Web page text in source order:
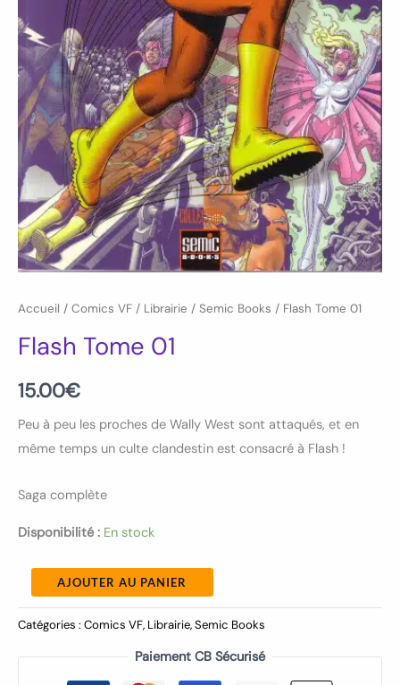
Accueil / Comics VF / Librairie / Semic Books / Flash Tome 01
Flash Tome 01
15.00€
Peu à peu les proches de Wally West sont attaqués, et en
même temps un culte clandestin est consacré à Flash !
Saga complète
Disponibilité : En stock
AJOUTER AU PANIER
Catégories : Comics VF, Librairie,Semic Books
Paiement CB Sécurisé